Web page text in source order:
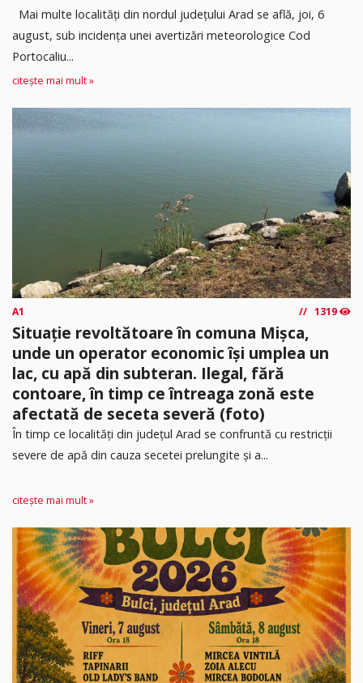
Mai multe localități din nordul județului Arad se află, joi, 6
august, sub incidența unei avertizări meteorologice Cod
Portocaliu...
citește mai mult »
A1 1319
Situație revoltătoare în comuna Mișca,
unde un operator economic își umplea un
lac, cu apă din subteran. Ilegal, fără
contoare, în timp ce întreaga zonă este
afectată de seceta severă (foto)
În timp ce localități din județul Arad se confruntă cu restricții
severe de apă din cauza secetei prelungite și a...
citește mai mult »